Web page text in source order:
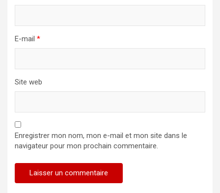
E-mail *
Site web
Enregistrer mon nom, mon e-mail et mon site dans le
navigateur pour mon prochain commentaire.